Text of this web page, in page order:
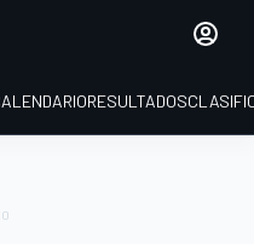
RESULTADOS